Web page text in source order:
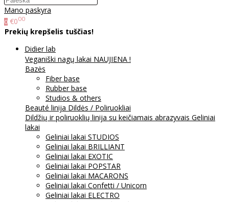
Mano paskyra
0 €000
Prekių krepšelis tuščias!
Didier lab
Veganiški nagų lakai NAUJIENA !
Bazės
Fiber base
Rubber base
Studios & others
Beauté linija Dildės / Poliruokliai
Dildžių ir poliruoklių linija su keičiamais abrazyvais Geliniai
lakai
Geliniai lakai STUDIOS
Geliniai lakai BRILLIANT
Geliniai lakai EXOTIC
Geliniai lakai POPSTAR
Geliniai lakai MACARONS
Geliniai lakai Confetti / Unicorn
Geliniai lakai ELECTRO